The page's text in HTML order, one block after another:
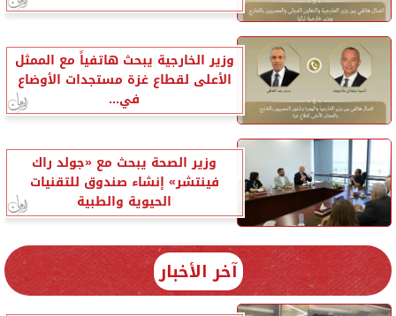
وزير الخارجية يبحث هاتفياً مع الممثل
الأعلى لقطاع غزة مستجدات الأوضاع
في...
وزير الصحة يبحث مع «جولد راك
فينتشر» إنشاء صندوق للتقنيات
الحيوية والطبية
آخر الأخبار